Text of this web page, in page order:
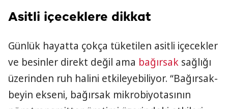
Asitli içeceklere dikkat
Günlük hayatta çokça tüketilen asitli içecekler
ve besinler direkt değil ama bağırsak sağlığı
üzerinden ruh halini etkileyebiliyor. “Bağırsak-
beyin ekseni, bağırsak mikrobiyotasının